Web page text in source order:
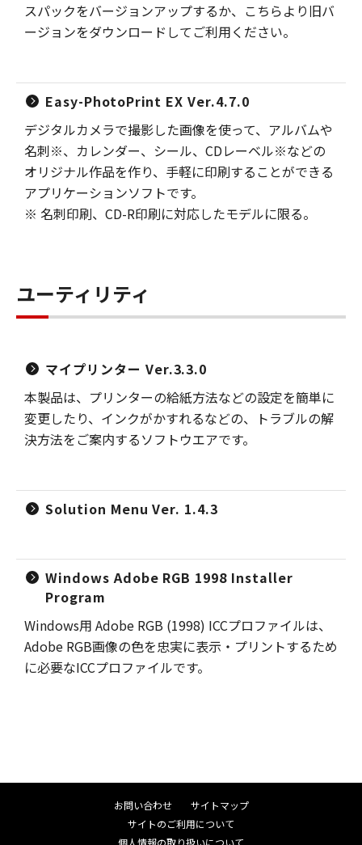
スパックをバージョンアップするか、こちらより旧バ
ージョンをダウンロードしてご利用ください。
Easy-PhotoPrint EX Ver.4.7.0
デジタルカメラで撮影した画像を使って、アルバムや
名刺※、カレンダー、シール、CDレーベル※などの
オリジナル作品を作り、手軽に印刷することができる
アプリケーションソフトです。
※ 名刺印刷、CD-R印刷に対応したモデルに限る。
ユーティリティ
マイプリンター Ver.3.3.0
本製品は、プリンターの給紙方法などの設定を簡単に
変更したり、インクがかすれるなどの、トラブルの解
決方法をご案内するソフトウエアです。
Solution Menu Ver. 1.4.3
Windows Adobe RGB 1998 Installer
Program
Windows用 Adobe RGB (1998) ICCプロファイルは、
Adobe RGB画像の色を忠実に表示・プリントするため
に必要なICCプロファイルです。
お問い合わせ
サイトマップ
サイトのご利用について
個人情報の取り扱いについて